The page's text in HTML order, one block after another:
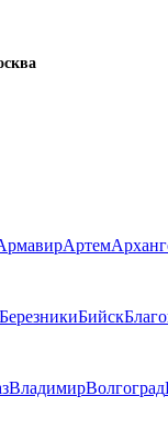
Артем
БерезникиБийск
ВладимирВолгоград